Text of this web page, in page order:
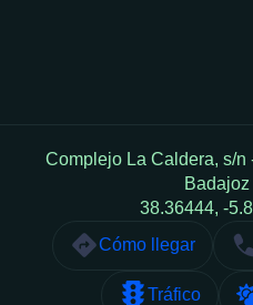
Complejo La Caldera, s/n
Badajoz
38.36444, -
Cómo llegar
Tráfico